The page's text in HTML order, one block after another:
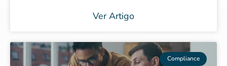
Ver Artigo
Compliance